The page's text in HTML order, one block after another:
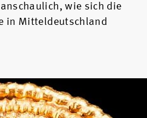
wie sich die
in Mitteldeutschland